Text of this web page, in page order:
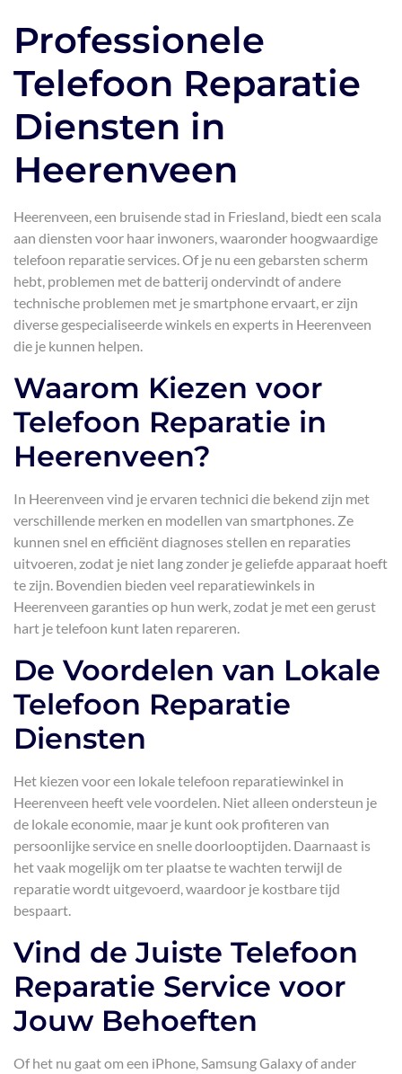
Professionele
Telefoon Reparatie
Diensten in
Heerenveen
Heerenveen, een bruisende stad in Friesland, biedt een scala
aan diensten voor haar inwoners, waaronder hoogwaardige
telefoon reparatie services. Of je nu een gebarsten scherm
hebt, problemen met de batterij ondervindt of andere
technische problemen met je smartphone ervaart, er zijn
diverse gespecialiseerde winkels en experts in Heerenveen
die je kunnen helpen.
Waarom Kiezen voor
Telefoon Reparatie in
Heerenveen?
In Heerenveen vind je ervaren technici die bekend zijn met
verschillende merken en modellen van smartphones. Ze
kunnen snel en efficiënt diagnoses stellen en reparaties
uitvoeren, zodat je niet lang zonder je geliefde apparaat hoeft
te zijn. Bovendien bieden veel reparatiewinkels in
Heerenveen garanties op hun werk, zodat je met een gerust
hart je telefoon kunt laten repareren.
De Voordelen van Lokale
Telefoon Reparatie
Diensten
Het kiezen voor een lokale telefoon reparatiewinkel in
Heerenveen heeft vele voordelen. Niet alleen ondersteun je
de lokale economie, maar je kunt ook profiteren van
persoonlijke service en snelle doorlooptijden. Daarnaast is
het vaak mogelijk om ter plaatse te wachten terwijl de
reparatie wordt uitgevoerd, waardoor je kostbare tijd
bespaart.
Vind de Juiste Telefoon
Reparatie Service voor
Jouw Behoeften
Of het nu gaat om een iPhone, Samsung Galaxy of ander